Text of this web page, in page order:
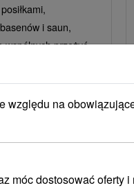
i saun,
wspólnych przeżyć.
względu na
móc dostosować oferty i